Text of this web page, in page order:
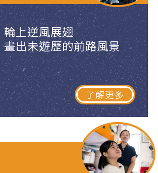
輪上逆風展翅
畫出未遊歷的前路風景
了解更多